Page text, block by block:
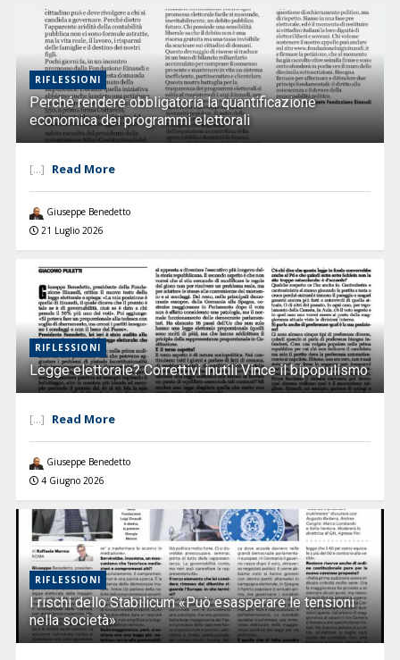
RIFLESSIONI
Perché rendere obbligatoria la quantificazione
economica dei programmi elettorali
[...] Read More
Giuseppe Benedetto
21 Luglio 2026
RIFLESSIONI
Legge elettorale? Correttivi inutili Vince il bipopulismo
[...] Read More
Giuseppe Benedetto
4 Giugno 2026
RIFLESSIONI
I rischi dello Stabilicum «Può esasperare le tensioni
nella società»